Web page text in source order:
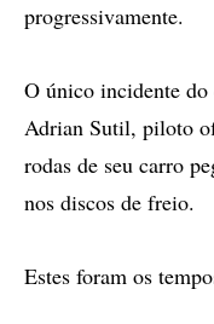
progressivamente.
O único incidente
Adrian Sutil, piloto
rodas de seu carro
nos discos de freio.
Estes foram os